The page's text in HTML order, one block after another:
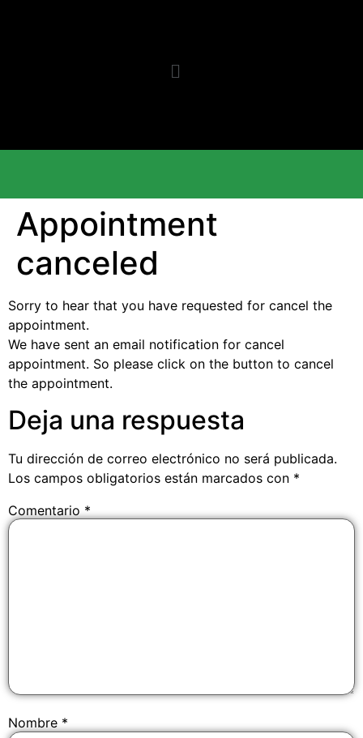
Appointment
canceled
Sorry to hear that you have requested for cancel the
appointment.
We have sent an email notification for cancel
appointment. So please click on the button to cancel
the appointment.
Deja una respuesta
Tu dirección de correo electrónico no será publicada.
Los campos obligatorios están marcados con *
Comentario *
Nombre *